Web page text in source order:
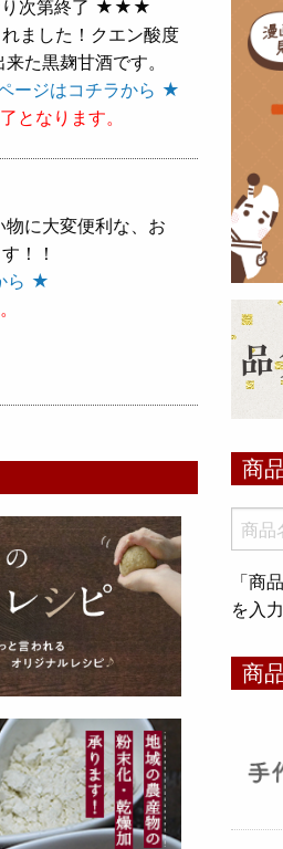
り次第終了 ★★★
ました！クエン酸度
た黒麹甘酒です。
ージはコチラから ★
となります。
に大変便利な、お
！！
ら ★
黒
最
し
し
を
や
お
甘酒
（
いめ
プを
でも
利で
た！
商
「商
を入
商